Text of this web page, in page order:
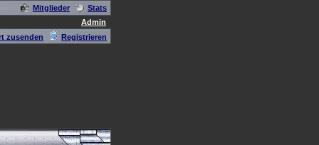
Mitglieder
Stats
Admin
zusenden
Registrieren